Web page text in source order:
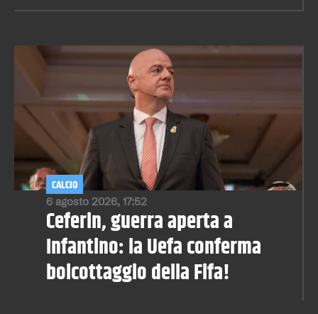
6 agosto 2026, 17:52
CALCIO
Ceferin, guerra aperta a
Infantino: la Uefa conferma
boicottaggio della Fifa!